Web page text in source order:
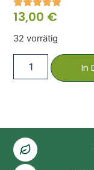
13,00 €
32 vorrätig
In